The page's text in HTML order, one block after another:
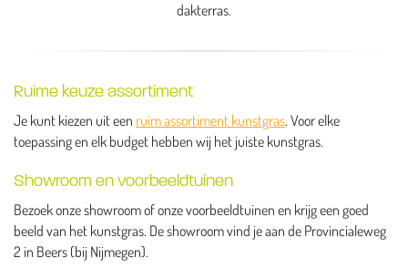
dakterras.
Ruime keuze assortiment
Je kunt kiezen uit een ruim assortiment kunstgras. Voor elke
toepassing en elk budget hebben wij het juiste kunstgras.
Showroom en voorbeeldtuinen
Bezoek onze showroom of onze voorbeeldtuinen en krijg een goed
beeld van het kunstgras. De showroom vind je aan de Provincialeweg
2 in Beers (bij Nijmegen).